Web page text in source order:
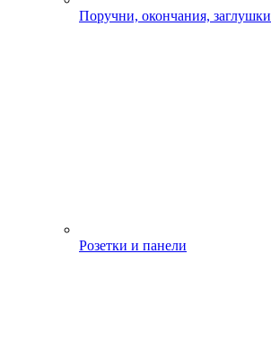
Поручни, окончания, заглушки
Розетки и панели